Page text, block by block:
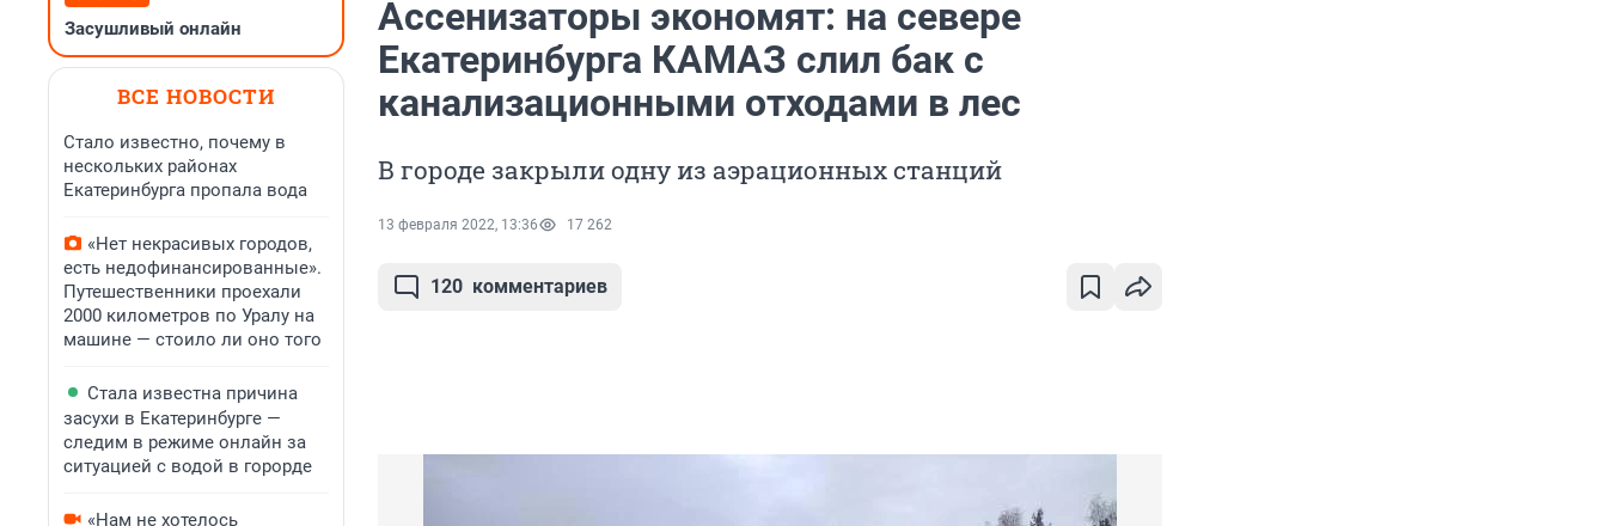
Засушливый онлайн
ВСЕ НОВОСТИ
Стало известно, почему в
нескольких районах
Екатеринбурга пропала вода
«Нет некрасивых городов,
есть недофинансированные».
Путешественники проехали
2000 километров по Уралу на
машине — стоило ли оно того
Стала известна причина
засухи в Екатеринбурге —
следим в режиме онлайн за
ситуацией с водой в горорде
«Нам не хотелось
Ассенизаторы экономят: на севере
Екатеринбурга КАМАЗ слил бак с
канализационными отходами в лес
В городе закрыли одну из аэрационных станций
13 февраля 2022, 13:36 17 262
120 комментариев